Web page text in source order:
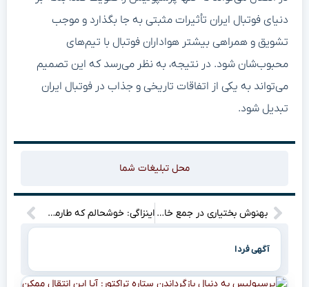
دنیای فوتبال ایران تأثیرات مثبتی به جا بگذارد و موجب
تشویق و همراهی بیشتر هواداران فوتبال با تیم‌های
محبوب‌شان شود. در نتیجه، به نظر می‌رسد که این تصمیم
می‌تواند به یکی از اتفاقات تاریخی و جذاب در فوتبال ایران
تبدیل شود.
محل تبلیغات شما
بهنوش بختیاری در جمع خانوادگی مونا کرمی و سپند امیرسلیمانی: یک شب ویژه که نباید از دست بدهید! (عکس) اینزاگی: خوشحالم که طارمی را دارم؛ او باهوش و دقیق است!
آگهی فردا